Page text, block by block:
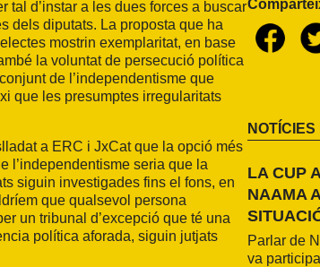
tal d’instar a les dues forces a buscar
dels diputats. La proposta que ha
mostrin exemplaritat, en base
la voluntat de persecució política
de l’independentisme que
que les presumptes irregularitats
a ERC i JxCat que la opció més
l’independentisme seria que la
siguin investigades fins el fons, en
que qualsevol persona
un tribunal d’excepció que té una
política aforada, siguin jutjats
LA CUP
NAAMA
Parlar de
va